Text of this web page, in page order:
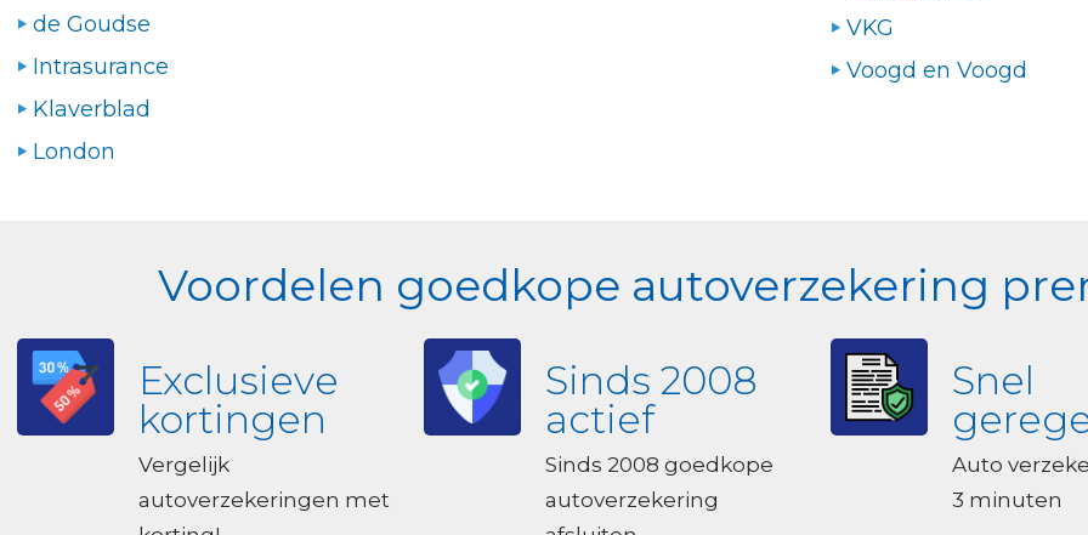
de Goudse
Intrasurance
Klaverblad
London
VKG
Voogd en Voogd
Voordelen goedkope autoverzekering
Exclusieve
kortingen
Vergelijk
autoverzekeringen met
Sinds 2008
actief
Sinds 2008 goedkope
autoverzekering
Snel
Auto
3 minuten